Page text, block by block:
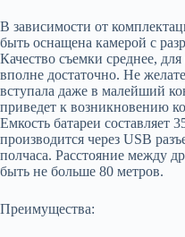
В зависимости от
быть оснащена камерой с
Качество съемки среднее, для
вполне достаточно. Не
вступала даже в малейший
приведет к возникновению
Емкость батареи составляет
производится через USB
полчаса. Расстояние между
быть не больше 80 метров.
Преимущества: